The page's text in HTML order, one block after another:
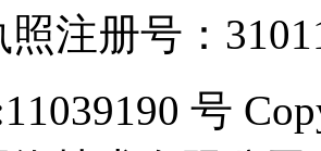
注册号：
号